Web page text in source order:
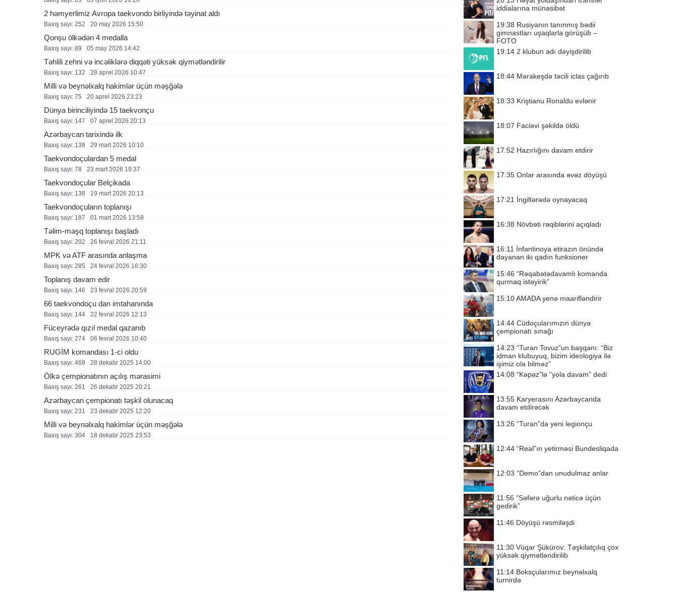
2 həmyerlimiz Avropa taekvondo birliyində təyinat aldı
Baxış sayı: 252 20 may 2026 15:50
Qonşu ölkədən 4 medalla
Baxış sayı: 89 05 may 2026 14:42
Təhlili zehni və incəliklərə diqqəti yüksək qiymətləndirilir
Baxış sayı: 132 28 aprel 2026 10:47
Milli və beynəlxalq hakimlər üçün məşğələ
Baxış sayı: 75 20 aprel 2026 23:23
Dünya birinciliyində 15 taekvonçu
Baxış sayı: 147 07 aprel 2026 20:13
Azərbaycan tarixində ilk
Baxış sayı: 138 29 mart 2026 10:10
Taekvondoçulardan 5 medal
Baxış sayı: 78 23 mart 2026 19:37
Taekvondoçular Belçikada
Baxış sayı: 138 19 mart 2026 20:13
Taekvondoçuların toplanışı
Baxış sayı: 187 01 mart 2026 13:58
Təlim-məşq toplanışı başladı
Baxış sayı: 202 26 fevral 2026 21:11
MPK və ATF arasında anlaşma
Baxış sayı: 285 24 fevral 2026 16:30
Toplanış davam edir
Baxış sayı: 146 23 fevral 2026 20:59
66 taekvondoçu dan imtahanında
Baxış sayı: 144 22 fevral 2026 12:13
Füceyrədə qızıl medal qazanıb
Baxış sayı: 274 06 fevral 2026 10:40
RUGİM komandası 1-ci oldu
Baxış sayı: 469 28 dekabr 2025 14:00
Ölkə çempionatının açılış mərasimi
Baxış sayı: 261 26 dekabr 2025 20:21
Azərbaycan çempionatı təşkil olunacaq
Baxış sayı: 231 23 dekabr 2025 12:20
Milli və beynəlxalq hakimlər üçün məşğələ
Baxış sayı: 304 18 dekabr 2025 23:53
iddialarına münasibət
19:38 Rusiyanın tanınmış bədii
gimnastları uşaqlarla görüşüb –
FOTO
19:14 2 klubun adı dəyişdirilib
18:44 Mərakeşdə təcili iclas çağırıb
18:33 Kriştianu Ronaldu evlənir
18:07 Faciəvi şəkildə öldü
17:52 Hazırlığını davam etdirir
17:35 Onlar arasında əvəz döyüşü
17:21 İngiltərədə oynayacaq
16:38 Növbəti rəqiblərini açıqladı
16:11 İnfantinoya etirazın önündə
dayanan iki qadın funksioner
15:46 “Rəqabətədavamlı komanda
qurmaq istəyirik”
15:10AMADA yenə maarifləndirir
14:44 Cüdoçularımızın dünya
çempionatı sınağı
14:23 “Turan Tovuz”un başqanı: “Biz
idman klubuyuq, bizim ideologiya ilə
işimiz ola bilməz”
14:08 “Kəpəz”lə “yola davam” dedi
13:55 Karyerasını Azərbaycanda
davam etdirəcək
13:26 “Turan”da yeni legionçu
12:44 “Real”ın yetirməsi Bundesliqada
12:03 “Demo”dan unudulmaz anlar
11:56 “Səfərə uğurlu nəticə üçün
gedirik”
11:46 Döyüşü rəsmiləşdi
11:30 Vüqar Şükürov: Təşkilatçılıq çox
yüksək qiymətləndirilib
11:14 Boksçularımız beynəlxalq
turnirdə